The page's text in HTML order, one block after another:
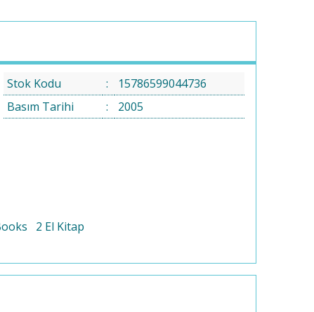
Stok Kodu :
15786599044736
Basım Tarihi
: 2005
2 El Kitap